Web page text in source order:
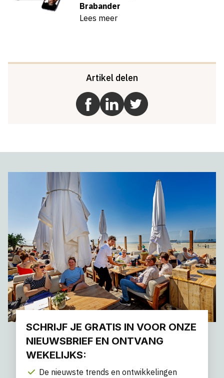
Brabander
Lees meer
Artikel delen
SCHRIJF JE GRATIS IN VOOR ONZE
NIEUWSBRIEF EN ONTVANG
WEKELIJKS:
De nieuwste trends en ontwikkelingen